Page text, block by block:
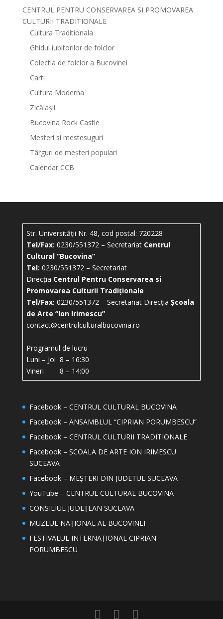
CENTRUL PENTRU CONSERVAREA SI PROMOVAREA
CULTURII TRADITIONALE
Cultura Traditionala
Ghidul iubitorilor de folclor
Colectia de folclor a Bucovinei
Carti
Cultura Moderna
Zicălașii
Bucovina Rock Castle
Mesteri si mestesuguri
Târguri de meșteri populari
Calendar CCB
Str. Universității Nr. 48, cod postal: 720228
Tel/Fax: 0230/551372 – Secretariat Centrul
Cultural ”Bucovina”
Tel: 0230/551372 – Secretariat
Direcția Centrul Pentru Conservarea si
Promovarea Culturii Tradiționale
Tel/Fax: 0230/551372 – Secretariat Direcția Școala
de Arte “Ion Irimescu”
contact@centrulculturalbucovina.ro
Programul de lucru
Luni – Joi 8 – 16:30
Vineri 8 – 14:00
Facebook – CENTRUL CULTURAL BUCOVINA
Facebook – ANSAMBLUL “CIPRIAN PORUMBESCU”
Facebook – CENTRUL CULTURII TRADITIONALE
Facebook – ȘCOALA DE ARTE ION IRIMESCU
SUCEAVA
Facebook – MEȘTERI DIN JUDETUL SUCEAVA
YouTube – CENTRUL CULTURAL BUCOVINA
CONSILIUL JUDEȚEAN SUCEAVA
MUZEUL NAȚIONAL AL BUCOVINEI
FESTIVALUL INTERNAȚIONAL CIPRIAN
PORUMBESCU